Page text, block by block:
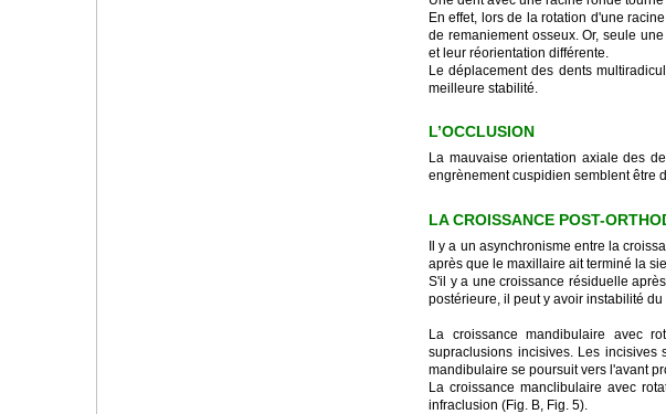
En effet, lors de la rotation d'une
de remaniement osseux. Or, seule
et leur réorientation différente.
Le déplacement des dents
meilleure stabilité.
L’OCCLUSION
La mauvaise orientation axiale des
engrènement cuspidien semblent être
LA CROISSANCE POST-
Il y a un asynchronisme entre la
après que le maxillaire ait terminé la
S'il y a une croissance résiduelle
postérieure, il peut y avoir instabilité du
La croissance mandibulaire avec
supraclusions incisives. Les incisives
mandibulaire se poursuit vers l'avant
La croissance manclibulaire avec
infraclusion (Fig. B, Fig. 5).